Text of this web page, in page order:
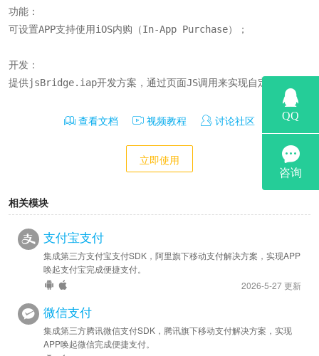
功能：
可设置APP支持使用iOS内购（In-App Purchase）；
开发：
提供jsBridge.iap开发方案，通过页面JS调用来实现自定义；
查看文档 视频教程 讨论社区
立即使用
相关模块
支付宝支付
集成第三方支付宝支付SDK，阿里旗下移动支付解决方案，实现APP
唤起支付宝完成便捷支付。
2026-5-27 更新
微信支付
集成第三方腾讯微信支付SDK，腾讯旗下移动支付解决方案，实现
APP唤起微信完成便捷支付。